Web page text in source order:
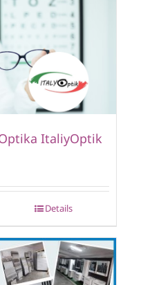
ItaliyOptik
Details